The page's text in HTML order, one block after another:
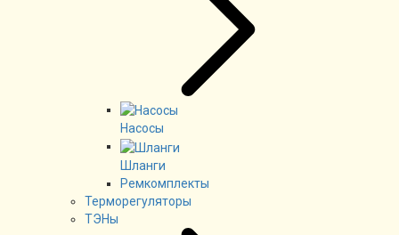
Насосы
Шланги
Ремкомплекты
Терморегуляторы
ТЭНы